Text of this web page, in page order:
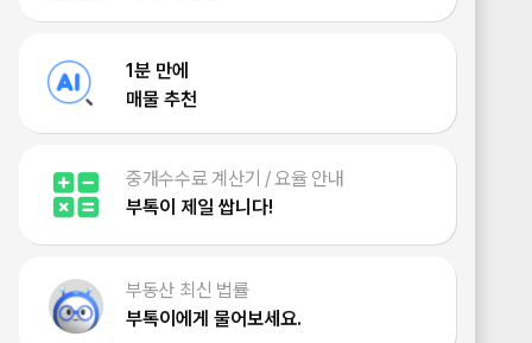
1분 만에
매물 추천
중개수수료 계산기 / 요율 안내
부톡이 제일 쌉니다!
부동산 최신 법률
부톡이에게 물어보세요.